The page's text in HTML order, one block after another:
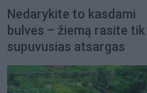
Nedarykite to kasdami
bulves – žiemą rasite tik
supuvusias atsargas